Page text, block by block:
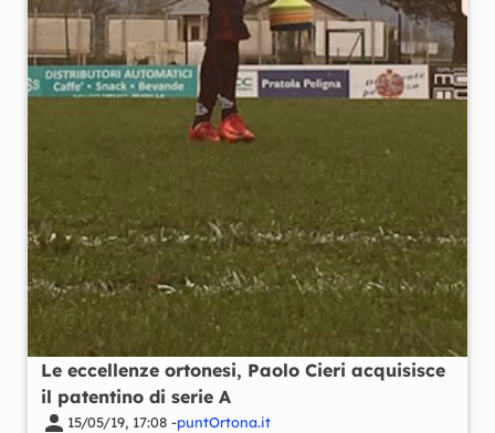
Le eccellenze ortonesi, Paolo Cieri acquisisce
il patentino di serie A
15/05/19, 17:08 -puntOrtona.it